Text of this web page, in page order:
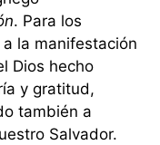
. Para los
la manifestación
Dios hecho
y gratitud,
también a
Salvador.